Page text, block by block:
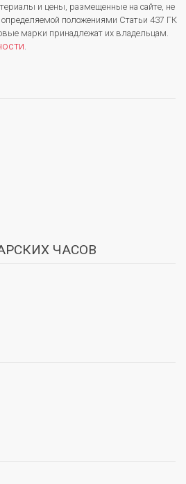
и цены, размещенные на сайте, не
положениями Статьи 437 ГК
марки принадлежат их владельцам.
.
ЧАСОВ